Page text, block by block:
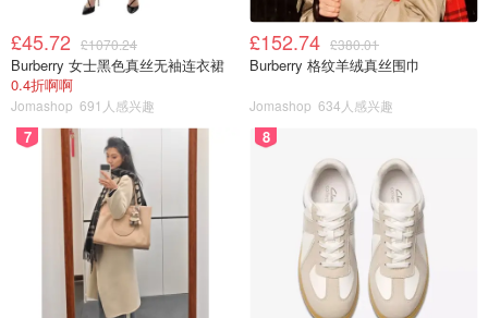
£45.72 £1070.24
Burberry 女士黑色真丝无袖连衣裙
0.4折啊啊
Jomashop 691人感兴趣
£152.74 £380.01
Burberry 格纹羊绒真丝围巾
Jomashop 634人感兴趣
7 8